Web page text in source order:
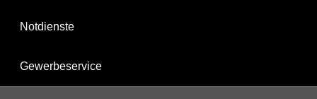
Notdienste
Gewerbeservice